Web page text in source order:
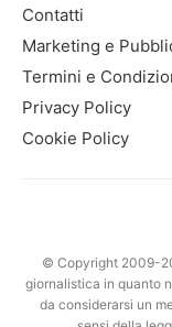
Contatti
Marketing e
Termini e
Privacy Policy
Cookie Policy
© Copyright 2009-
giornalistica in quanto
da considerarsi un